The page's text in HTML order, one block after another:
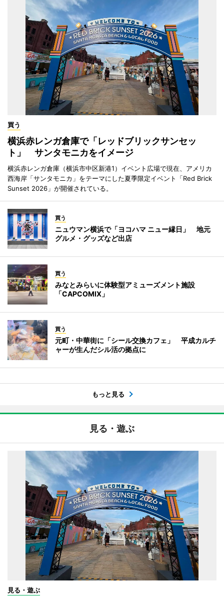
買う
横浜赤レンガ倉庫で「レッドブリックサンセッ
ト」 サンタモニカをイメージ
横浜赤レンガ倉庫（横浜市中区新港1）イベント広場で現在、アメリカ
西海岸「サンタモニカ」をテーマにした夏季限定イベント「Red Brick
Sunset 2026」が開催されている。
買う
ニュウマン横浜で「ヨコハマ ニュー縁日」 地元
グルメ・グッズなど出店
買う
みなとみらいに体験型アミューズメント施設
「CAPCOMIX」
買う
元町・中華街に「シール交換カフェ」 平成カルチ
ャーが生んだシル活の拠点に
もっと見る
見る・遊ぶ
見る・遊ぶ